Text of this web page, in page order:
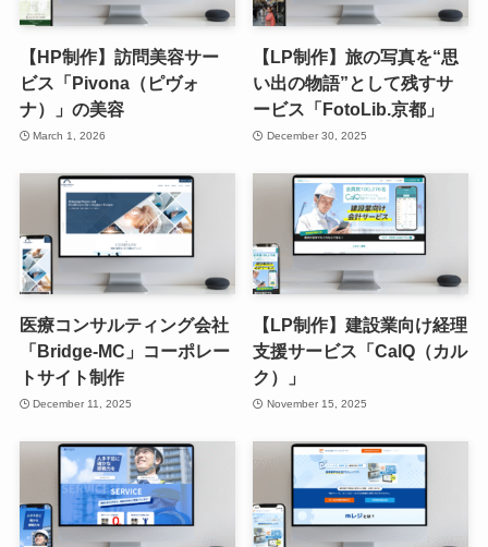
【HP制作】訪問美容サー
ビス「Pivona（ピヴォ
ナ）」の美容
March 1, 2026
【LP制作】旅の写真を“思
い出の物語”として残すサ
ービス「FotoLib.京都」
December 30, 2025
医療コンサルティング会社
「Bridge-MC」コーポレー
トサイト制作
December 11, 2025
【LP制作】建設業向け経理
支援サービス「CalQ（カル
ク）」
November 15, 2025